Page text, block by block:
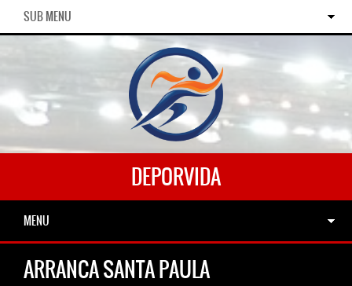
SUB MENU
DEPORVIDA
MENU
ARRANCA SANTA PAULA